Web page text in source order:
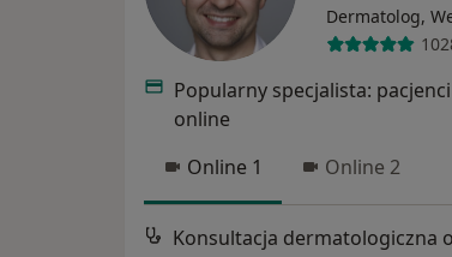
Dermatolog,
Popularny specjalista:
online
Online 1
Online 2